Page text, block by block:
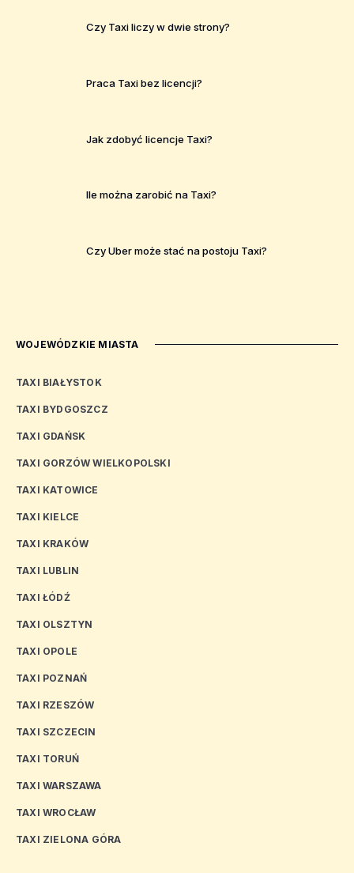
Czy Taxi liczy w dwie strony?
Praca Taxi bez licencji?
Jak zdobyć licencje Taxi?
Ile można zarobić na Taxi?
Czy Uber może stać na postoju Taxi?
WOJEWÓDZKIE MIASTA
TAXI BIAŁYSTOK
TAXI BYDGOSZCZ
TAXI GDAŃSK
TAXI GORZÓW WIELKOPOLSKI
TAXI KATOWICE
TAXI KIELCE
TAXI KRAKÓW
TAXI LUBLIN
TAXI ŁÓDŹ
TAXI OLSZTYN
TAXI OPOLE
TAXI POZNAŃ
TAXI RZESZÓW
TAXI SZCZECIN
TAXI TORUŃ
TAXI WARSZAWA
TAXI WROCŁAW
TAXI ZIELONA GÓRA